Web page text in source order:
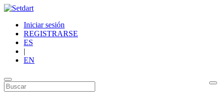
Iniciar sesión
REGISTRARSE
ES
|
EN